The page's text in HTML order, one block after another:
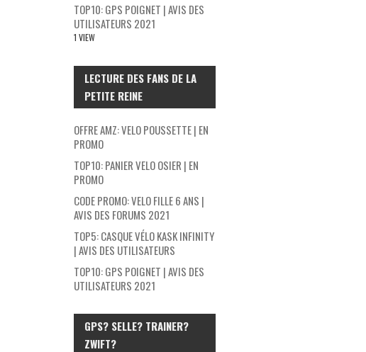
TOP10: GPS POIGNET | AVIS DES
UTILISATEURS 2021
1 VIEW
LECTURE DES FANS DE LA
PETITE REINE
OFFRE AMZ: VELO POUSSETTE | EN
PROMO
TOP10: PANIER VELO OSIER | EN
PROMO
CODE PROMO: VELO FILLE 6 ANS |
AVIS DES FORUMS 2021
TOP5: CASQUE VÉLO KASK INFINITY
| AVIS DES UTILISATEURS
TOP10: GPS POIGNET | AVIS DES
UTILISATEURS 2021
GPS? SELLE? TRAINER?
ZWIFT?